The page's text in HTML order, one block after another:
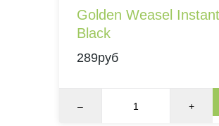
Golden Weasel Instant
Black
289руб
– +